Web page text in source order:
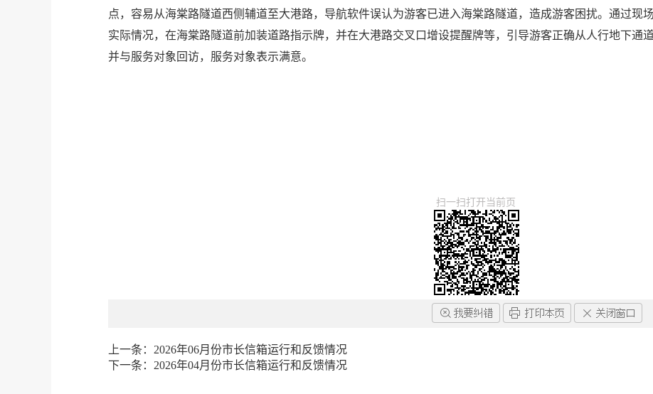
点，容易从海棠路隧道西侧辅道至大港路，导航软件误认为游客已进入海棠路隧道，造成游客困扰。通过现
实际情况，在海棠路隧道前加装道路指示牌，并在大港路交叉口增设提醒牌等，引导游客正确从人行地下通
并与服务对象回访，服务对象表示满意。
扫一扫打开当前页
上一条： 2026年06月份市长信箱运行和反馈情况
下一条： 2026年04月份市长信箱运行和反馈情况